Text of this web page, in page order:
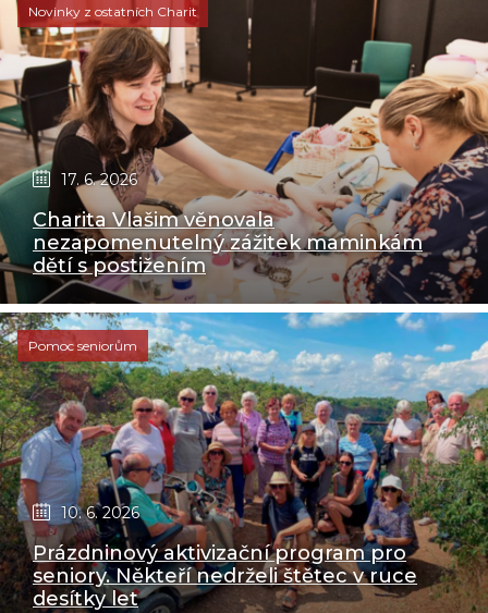
Novinky z ostatních Charit
17. 6. 2026
Charita Vlašim věnovala
nezapomenutelný zážitek maminkám
dětí s postižením
Pomoc seniorům
10. 6. 2026
Prázdninový aktivizační program pro
seniory. Někteří nedrželi štětec v ruce
desítky let